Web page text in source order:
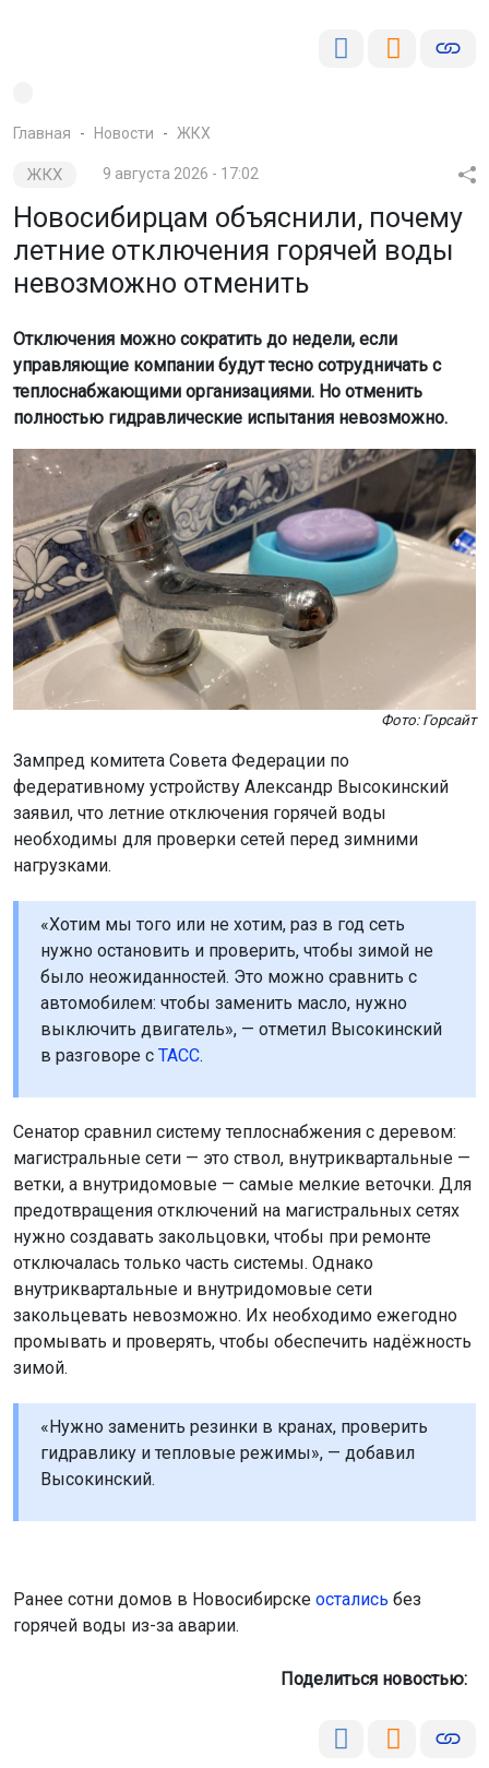
Главная Новости ЖКХ
ЖКХ 9 августа 2026 - 17:02
Новосибирцам объяснили, почему
летние отключения горячей воды
невозможно отменить
Отключения можно сократить до недели, если
управляющие компании будут тесно сотрудничать с
теплоснабжающими организациями. Но отменить
полностью гидравлические испытания невозможно.
Фото: Горсайт
Зампред комитета Совета Федерации по
федеративному устройству Александр Высокинский
заявил, что летние отключения горячей воды
необходимы для проверки сетей перед зимними
нагрузками.
«Хотим мы того или не хотим, раз в год сеть
нужно остановить и проверить, чтобы зимой не
было неожиданностей. Это можно сравнить с
автомобилем: чтобы заменить масло, нужно
выключить двигатель», — отметил Высокинский
в разговоре с ТАСС.
Сенатор сравнил систему теплоснабжения с деревом:
магистральные сети — это ствол, внутриквартальные —
ветки, а внутридомовые — самые мелкие веточки. Для
предотвращения отключений на магистральных сетях
нужно создавать закольцовки, чтобы при ремонте
отключалась только часть системы. Однако
внутриквартальные и внутридомовые сети
закольцевать невозможно. Их необходимо ежегодно
промывать и проверять, чтобы обеспечить надёжность
зимой.
«Нужно заменить резинки в кранах, проверить
гидравлику и тепловые режимы», — добавил
Высокинский.
Ранее сотни домов в Новосибирске остались без
горячей воды из-за аварии.
Поделиться новостью: